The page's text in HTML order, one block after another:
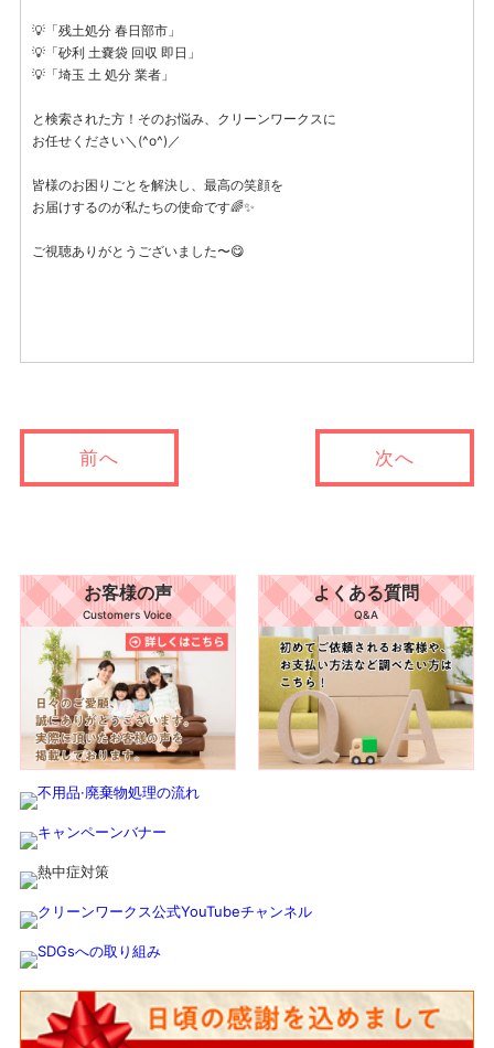
💡「残土処分 春日部市」
💡「砂利 土嚢袋 回収 即日」
💡「埼玉 土 処分 業者」
と検索された方！そのお悩み、クリーンワークスに
お任せください＼(^o^)／
皆様のお困りごとを解決し、最高の笑顔を
お届けするのが私たちの使命です🌈✨
ご視聴ありがとうございました〜😋
前へ 次へ
お客様の声
Customers Voice
よくある質問
Q&A